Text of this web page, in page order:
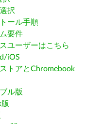
択
ール手順
要件
ユーザーはこちら
iOS
トアとChromebook
ル版